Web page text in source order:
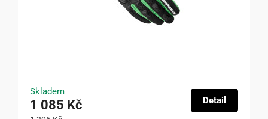
Skladem
1 085 Kč Detail